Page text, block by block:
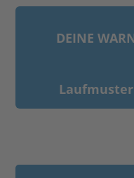
DEINE